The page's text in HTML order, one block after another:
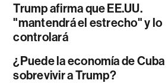
Trump afirma que EE.UU.
"mantendrá el estrecho" y lo
controlará
¿Puede la economía de Cuba
sobrevivir a Trump?